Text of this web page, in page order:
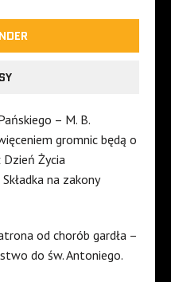
– M. B.
gromnic będą o
Życia
na zakony
od chorób gardła –
do św. Antoniego.